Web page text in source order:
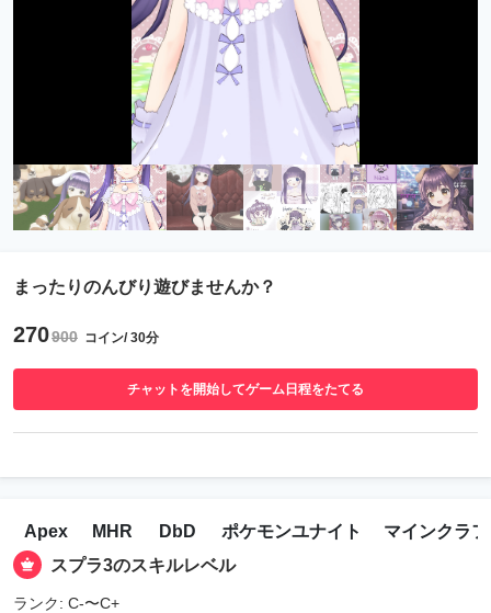
まったりのんびり遊びませんか？
270900 コイン/ 30分
チャットを開始してゲーム日程をたてる
Apex MHR DbD ポケモンユナイト
マインクラ
スプラ3のスキルレベル
ランク: C-〜C+